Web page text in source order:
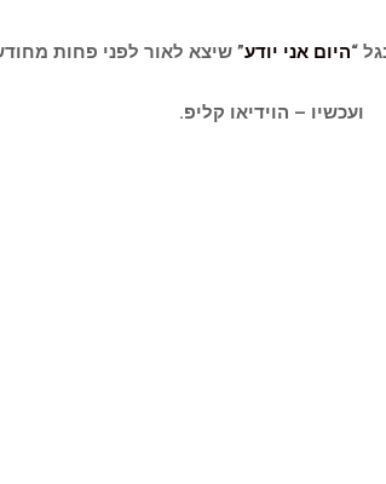
“היום אני יודע” שיצא לאור לפני פחות
ועכשיו – הוידיאו קליפ.